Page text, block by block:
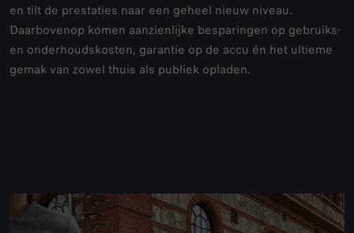
en tilt de prestaties naar een geheel nieuw niveau.
Daarbovenop komen aanzienlijke besparingen op gebruiks-
en onderhoudskosten, garantie op de accu én het ultieme
gemak van zowel thuis als publiek opladen.